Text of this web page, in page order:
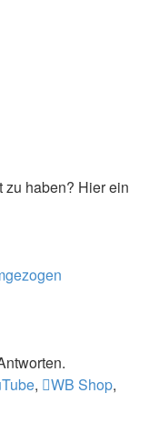
zu haben? Hier ein
, WB Shop,